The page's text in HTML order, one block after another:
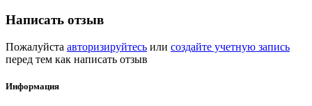
Написать отзыв
Пожалуйста авторизируйтесь или создайте учетную запись
перед тем как написать отзыв
Информация